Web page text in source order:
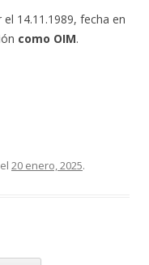
14.11.1989, fecha en
como OIM.
el 20 enero, 2025.